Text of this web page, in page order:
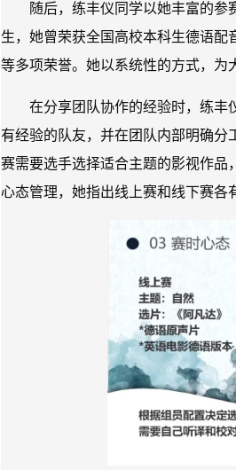
随后，练丰仪同学以她丰富的参
生，她曾荣获全国高校本科生德语
等多项荣誉。她以系统性的方式，为
在分享团队协作的经验时，练丰
有经验的队友，并在团队内部明确分
赛需要选手选择适合主题的影视作品
心态管理，她指出线上赛和线下赛各